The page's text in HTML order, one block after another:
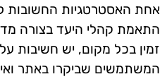
אחת האסטרטגיות החשובות
התאמת קהלי היעד בצורה
זמין בכל מקום, יש חשיבות
המשתמשים שביקרו באתר